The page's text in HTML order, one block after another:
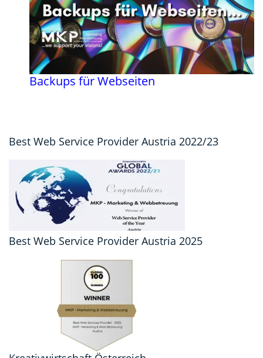
Backups für Webseiten
Best Web Service Provider Austria 2022/23
Best Web Service Provider Austria 2025